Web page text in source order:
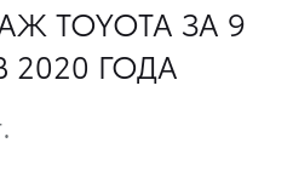
TOYOTA ЗА 9
2020 ГОДА